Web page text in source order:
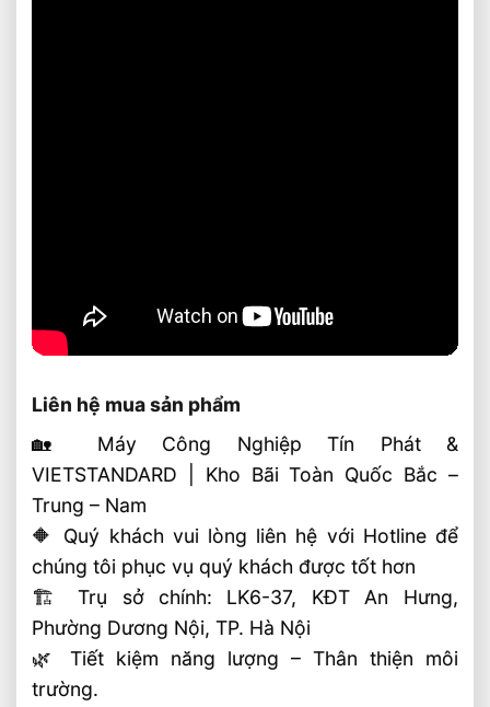
Liên hệ mua sản phẩm
🏡 Máy Công Nghiệp Tín Phát &
VIETSTANDARD | Kho Bãi Toàn Quốc Bắc –
Trung – Nam
🔶 Quý khách vui lòng liên hệ với Hotline để
chúng tôi phục vụ quý khách được tốt hơn
🏗 Trụ sở chính: LK6-37, KĐT An Hưng,
Phường Dương Nội, TP. Hà Nội
🌿 Tiết kiệm năng lượng – Thân thiện môi
trường.